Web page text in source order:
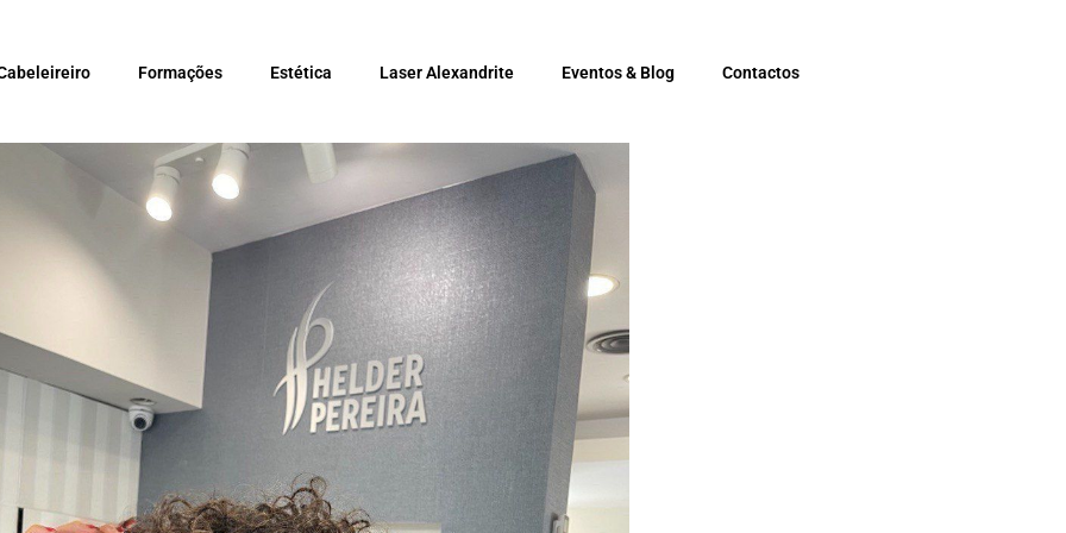
Formações Estética Laser Alexandrite Eventos & Blog Contactos